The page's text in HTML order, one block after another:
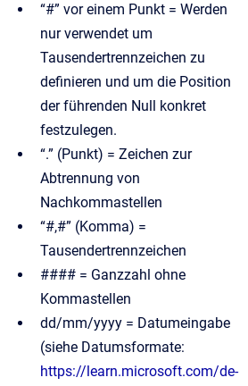
“#” vor einem Punkt = Werden
nur verwendet um
Tausendertrennzeichen zu
definieren und um die Position
der führenden Null konkret
festzulegen.
“.” (Punkt) = Zeichen zur
Abtrennung von
Nachkommastellen
“#,#” (Komma) =
Tausendertrennzeichen
#### = Ganzzahl ohne
Kommastellen
dd/mm/yyyy = Datumeingabe
(siehe Datumsformate:
https://learn.microsoft.com/de-